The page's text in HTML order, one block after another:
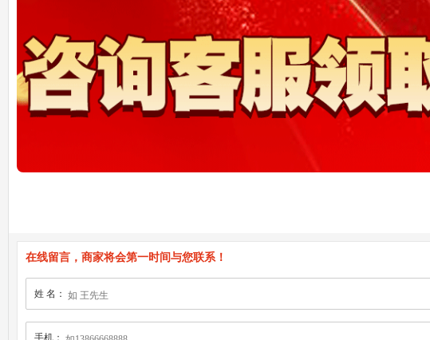
在线留言，商家将会第一时间与您联系！
姓 名：